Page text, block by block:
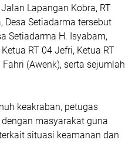
Lapangan Kobra, RT
Desa Setiadarma tersebut
Setiadarma H. Isyabam,
RT 04 Jefri, Ketua RT
(Awenk), serta sejumlah
keakraban, petugas
masyarakat guna
situasi keamanan dan